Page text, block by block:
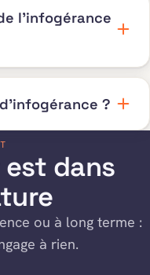
l’infogérance
?
dans
ou à long terme :
à rien.